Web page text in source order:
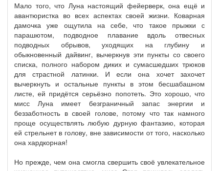
Мало того, что Луна настоящий фейерверк, она ещё и
авантюристка во всех аспектах своей жизни. Коварная
дамочка уже ощутила на себе, что такое прыжки с
парашютом, подводное плавание вдоль отвесных
подводных обрывов, уходящих на глубину и
обыкновенный дайвинг, вычеркнув эти пункты со своего
списка, полного набором диких и сумасшедших трюков
для страстной латинки. И если она хочет захочет
вычеркнуть и остальные пункты в этом бесшабашном
листе, ей придётся серьёзно попотеть. Это хорошо, что
мисс Луна имеет безграничный запас энергии и
беззаботность в своей голове, потому что так намного
проще осуществлять любую дурную фантазию, которая
ей стрельнет в голову, вне зависимости от того, насколько
она хардкорная!
Но прежде, чем она смогла свершить своё увлекательное